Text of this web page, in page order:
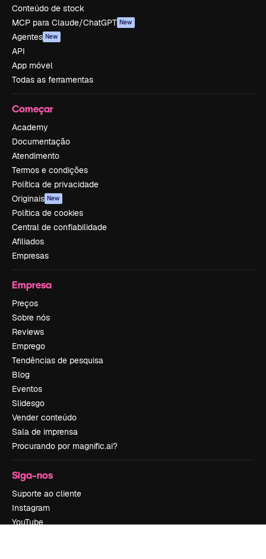
Conteúdo de stock
MCP para Claude/ChatGPT New
Agentes New
API
App móvel
Todas as ferramentas
Começar
Academy
Documentação
Atendimento
Termos e condições
Política de privacidade
Originais New
Política de cookies
Central de confiabilidade
Afiliados
Empresas
Empresa
Preços
Sobre nós
Reviews
Emprego
Tendências de pesquisa
Blog
Eventos
Slidesgo
Vender conteúdo
Sala de imprensa
Procurando por magnific.ai?
Siga-nos
Suporte ao cliente
Instagram
YouTube